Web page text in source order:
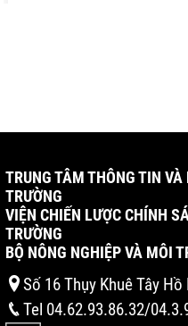
TRUNG TÂM THÔNG TIN
TRƯỜNG
VIỆN CHIẾN LƯỢC CHÍNH
TRƯỜNG
BỘ NÔNG NGHIỆP VÀ MÔI
Số 16 Thụy Khuê Tây Hồ
Tel 04.62.93.86.32/